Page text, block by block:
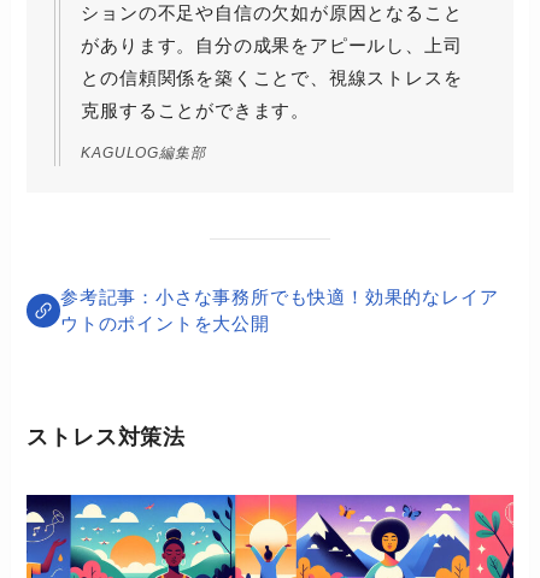
ションの不足や自信の欠如が原因となること
があります。自分の成果をアピールし、上司
との信頼関係を築くことで、視線ストレスを
克服することができます。
KAGULOG編集部
小さな事務所でも快適！効果的なレイア
ウトのポイントを大公開
ストレス対策法